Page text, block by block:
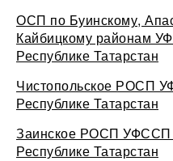
ОСП по Буинскому,
Кайбицкому районам
Республике Татарстан
Чистопольское РОСП
Республике Татарстан
Заинское РОСП УФССП
Республике Татарстан